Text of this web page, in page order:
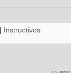
| Instructivos